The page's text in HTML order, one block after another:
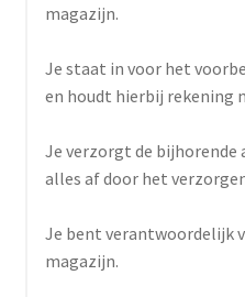
magazijn.
Je staat in voor het
en houdt hierbij rekening
Je verzorgt de
alles af door het
Je bent verantwoordelijk
magazijn.